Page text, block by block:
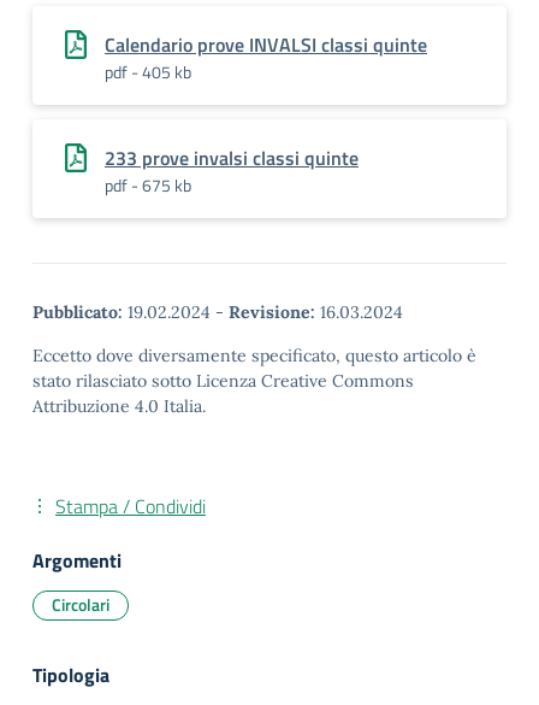
Calendario prove INVALSI classi quinte
pdf - 405 kb
233 prove invalsi classi quinte
pdf - 675 kb
Pubblicato: 19.02.2024 - Revisione: 16.03.2024
Eccetto dove diversamente specificato, questo articolo è
stato rilasciato sotto Licenza Creative Commons
Attribuzione 4.0 Italia.
Stampa / Condividi
Argomenti
Circolari
Tipologia